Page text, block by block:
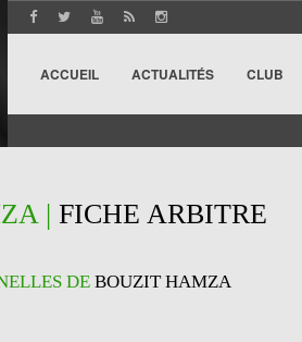
ACCUEIL ACTUALITÉS CLUB
| FICHE ARBITRE
DE BOUZIT HAMZA